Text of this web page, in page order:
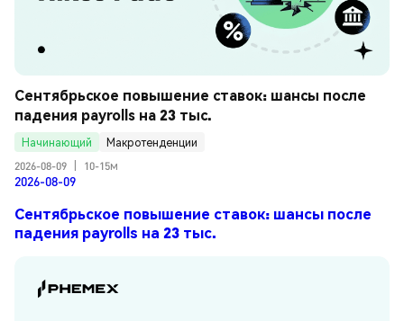
Сентябрьское повышение ставок: шансы после
падения payrolls на 23 тыс.
Начинающий
Макротенденции
2026-08-09
10-15м
2026-08-09
Сентябрьское повышение ставок: шансы после
падения payrolls на 23 тыс.